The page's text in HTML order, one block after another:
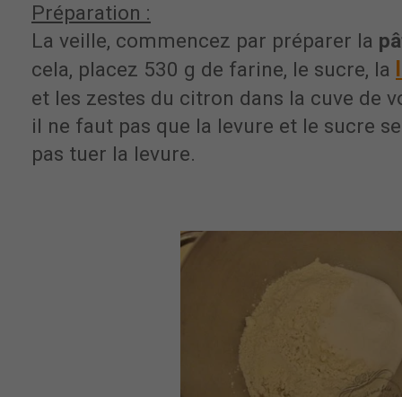
Préparation :
La veille, commencez par préparer la
cela, placez 530 g de farine, le sucre, la
et les zestes du citron dans la cuve de
il ne faut pas que la levure et le sucre
pas tuer la levure.